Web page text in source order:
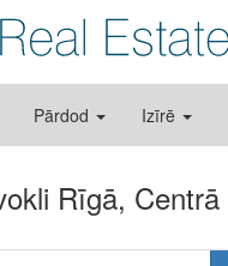
Pārdod Izīrē
Rīgā, Centrā